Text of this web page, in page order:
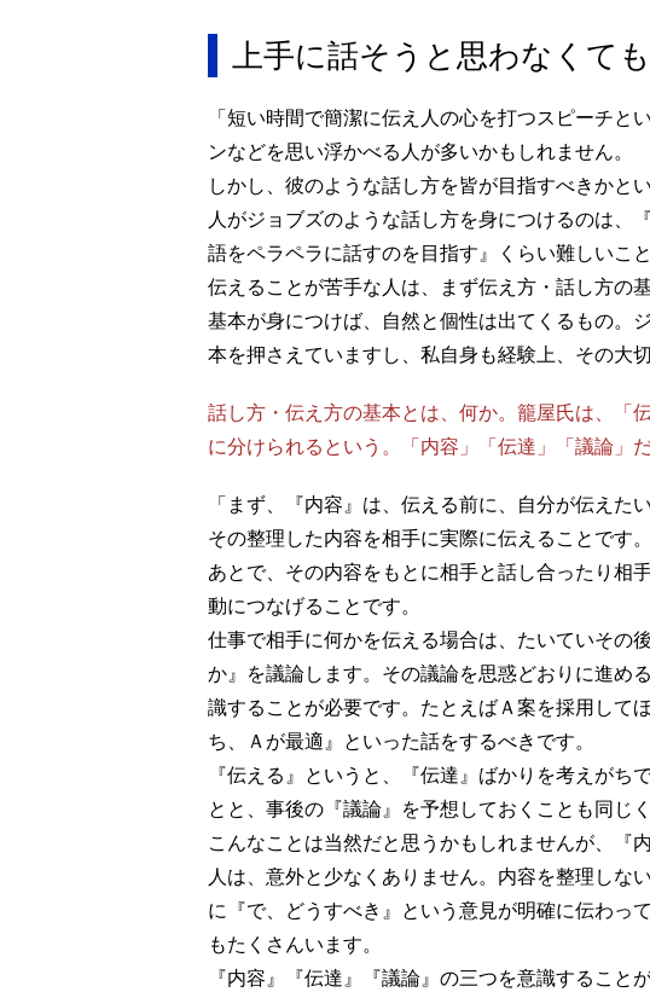
上手に話そうと思わなくて
「短い時間で簡潔に伝え人の心を打つスピーチと
ンなどを思い浮かべる人が多いかもしれません。
しかし、彼のような話し方を皆が目指すべきかと
人がジョブズのような話し方を身につけるのは、
語をペラペラに話すのを目指す』くらい難しいこと
伝えることが苦手な人は、まず伝え方・話し方の
基本が身につけば、自然と個性は出てくるもの。
本を押さえていますし、私自身も経験上、その大
話し方・伝え方の基本とは、何か。籠屋氏は、「
に分けられるという。「内容」「伝達」「議論」だ
「まず、『内容』は、伝える前に、自分が伝えた
その整理した内容を相手に実際に伝えることです
あとで、その内容をもとに相手と話し合ったり相
動につなげることです。
仕事で相手に何かを伝える場合は、たいていその
か』を議論します。その議論を思惑どおりに進め
識することが必要です。たとえばＡ案を採用して
ち、Ａが最適』といった話をするべきです。
『伝える』というと、『伝達』ばかりを考えがち
とと、事後の『議論』を予想しておくことも同じ
こんなことは当然だと思うかもしれませんが、『
人は、意外と少なくありません。内容を整理しな
に『で、どうすべき』という意見が明確に伝わっ
もたくさんいます。
『内容』『伝達』『議論』の三つを意識すること